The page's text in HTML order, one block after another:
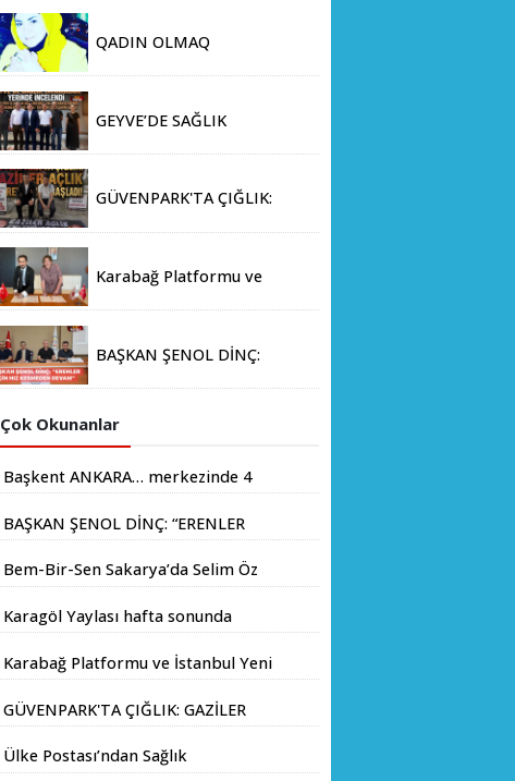
QADIN OLMAQ
GEYVE’DE SAĞLIK
İL SAĞLIK MÜDÜRÜ DOÇ.
SAHA HEYETİ YERİNDE
GÜVENPARK'TA ÇIĞLIK:
BAŞLADI!
Karabağ Platformu ve
Üniversitesi Arasında
Memorandumu İmzalandı
BAŞKAN ŞENOL DİNÇ:
KESMEDEN DEVAM”
Çok Okunanlar
Başkent ANKARA… merkezinde 4
yer.
BAŞKAN ŞENOL DİNÇ: “ERENLER
Bem-Bir-Sen Sakarya’da Selim Öz
Açıkladı
Karagöl Yaylası hafta sonunda
Karabağ Platformu ve İstanbul Yeni
Stratejik İş Birliği Memorandumu
İmzalandı
GÜVENPARK'TA ÇIĞLIK: GAZİLER
Ülke Postası’ndan Sağlık